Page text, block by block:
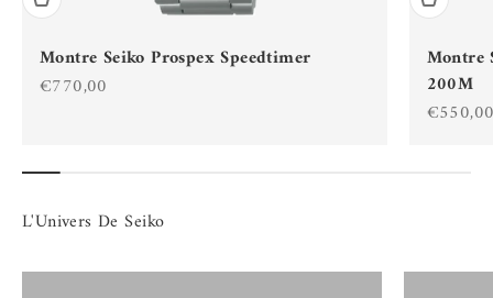
Montre Seiko Prospex Speedtimer
Prix de vente
€770,00
Montre
200M
Prix de